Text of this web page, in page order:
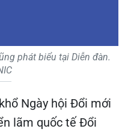
phát biểu tại Diễn đàn.
Ngày hội Đổi mới
lãm quốc tế Đổi